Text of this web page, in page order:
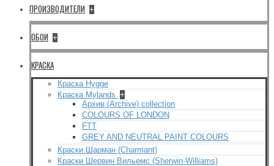
ПРОИЗВОДИТЕЛИ +
ОБОИ +
КРАСКА
Краска Hygge
Краска Mylands +
Архив (Archive) collection
COLOURS OF LONDON
FTT
GREY AND NEUTRAL PAINT COLOURS
Краски Шарман (Charmant)
Краски Шервин Вильемс (Sherwin-Williams)